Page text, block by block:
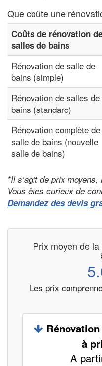
Que coûte une
Coûts de rénovation de
salles de bains
Rénovation de salle de
bains (simple)
Rénovation de salles de
bains (standard)
Rénovation complète de
salle de bains (nouvelle
salle de bains)
*Il s’agit de prix
Vous êtes curieux de
Demandez des devis
Prix moyen de
Les prix
à
A